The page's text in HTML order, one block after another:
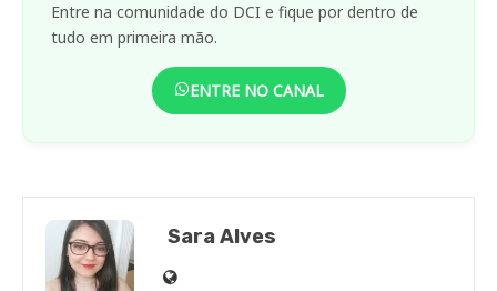
Entre na comunidade do DCI e fique por dentro de
tudo em primeira mão.
ENTRE NO CANAL
Sara Alves
Site